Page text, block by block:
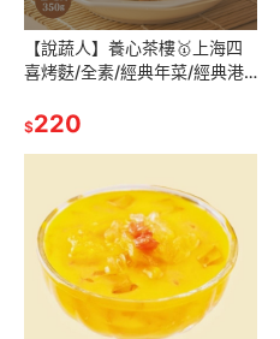
【說蔬人】養心茶樓🥇上海四
喜烤麩/全素/經典年菜/經典港
味/好下飯/素食烤麩/養心茶樓
$220